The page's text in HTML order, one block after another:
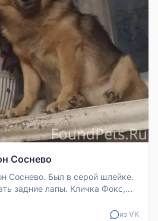
Соснево
Соснево. Был в серой шлейке.
задние лапы. Кличка Фокс,
из VK